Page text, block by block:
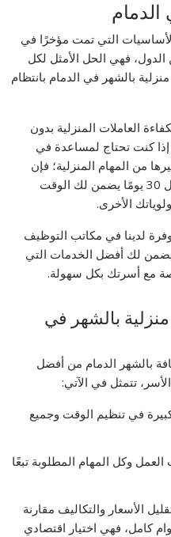
الدمام
الأساسيات التي تمت مؤخرًا في
الدول، فهي الحل الأمثل لكل
بالشهر في الدمام بانتظام
العاملات المنزلية بدون
إذا كنت تحتاج لمساعدة في
من المهام المنزلية؛ فإن
فكرة الحصول على عاملة منزلية خلال 30 يومًا يضمن لك الوقت
الأخرى.
لدينا في مكاتب التوظيف
يضمن لك أفضل الخدمات التي
مع أسرتك بكل سهولة.
بالشهر في
بالشهر الدمام من أفضل
تتمثل في الآتي:
في تنظيم الوقت وجميع
وكل المهام المطلوبة تبعًا
الأسعار والتكاليف مقارنة
كامل، فهي اختيار اقتصادي